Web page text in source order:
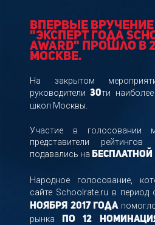
Впервые
"Эксперт Года
Award" прошло в
Москве.
На закрытом
руководители30ти
школ Москвы.
Участие в голосовании
представители
подавались на бесплатной
Народное голосование,
сайте Schoolrate.ru в период
ноября 2017 года
рынка
по 12